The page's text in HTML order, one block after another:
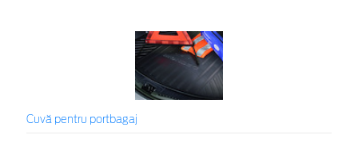
Cuvă pentru portbagaj